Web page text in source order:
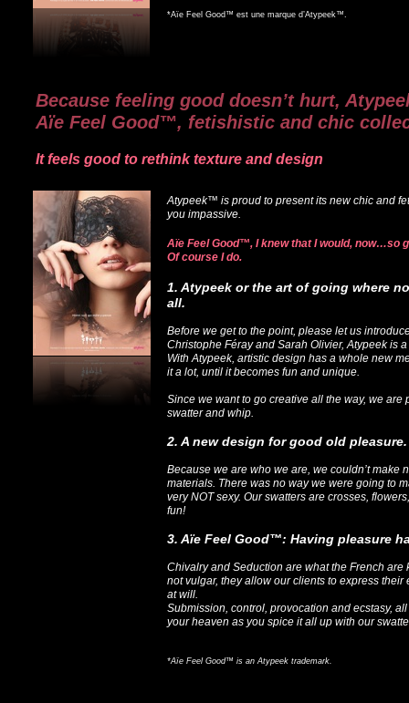
*Aïe Feel Good™ est une marque d’Atypeek™.
Atypeek™ is proud to present its new chic and
you impassive.
Aïe Feel Good™, I knew that I would, now…so
Of course I do.
1. Atypeek or the art of going where
all.
Before we get to the point, please let us
Christophe Féray and Sarah Olivier, Atypeek is
With Atypeek, artistic design has a whole new
it a lot, until it becomes fun and unique.
Since we want to go creative all the way, we
swatter and whip.
2. A new design for good old pleasure.
Because we are who we are, we couldn’t make
materials. There was no way we were going to
very NOT sexy. Our swatters are crosses,
fun!
3. Aïe Feel Good™: Having pleasure
Chivalry and Seduction are what the French are
not vulgar, they allow our clients to express
at will.
Submission, control, provocation and ecstasy,
your heaven as you spice it all up with our
*Aïe Feel Good™ is an Atypeek trademark.
Because feeling good doesn’t hurt,
Aïe Feel Good™, fetishistic and chic
It feels good to rethink texture and design